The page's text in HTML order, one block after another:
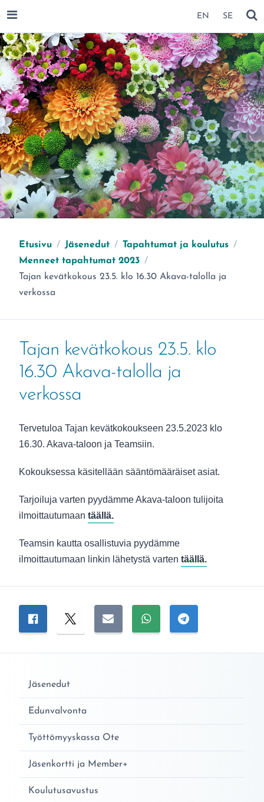
SIIRRY SIVUN SISÄLTÖÖN EN SE
Etusivu / Jäsenedut / Tapahtumat ja koulutus /
Menneet tapahtumat 2023 /
Olet täällä:
Tajan kevätkokous 23.5. klo 16.30 Akava-talolla ja
verkossa
Tajan kevätkokous 23.5. klo
16.30 Akava-talolla ja
verkossa
Tervetuloa Tajan kevätkokoukseen 23.5.2023 klo
16.30. Akava-taloon ja Teamsiin.
Kokouksessa käsitellään sääntömääräiset asiat.
Tarjoiluja varten pyydämme Akava-taloon tulijoita
ilmoittautumaan täällä.
Teamsin kautta osallistuvia pyydämme
ilmoittautumaan linkin lähetystä varten täällä.
Jaa sivu
Jaa Facebookissa
Jaa TwitterissäJaa sähköpostitse
Jaa WhatsAppissa
Jaa
Jäsenedut
Edunvalvonta
Työttömyyskassa Ote
Jäsenkortti ja Member+
Koulutusavustus